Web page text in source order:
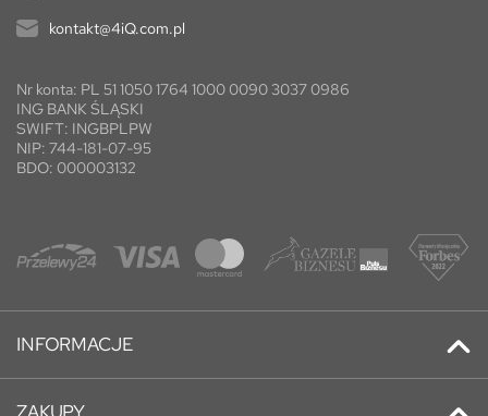
kontakt@4iQ.com.pl
Nr konta: PL 51 1050 1764 1000 0090 3037 0986
ING BANK ŚLĄSKI
SWIFT: INGBPLPW
NIP: 744-181-07-95
BDO: 000003132
INFORMACJE
Kontakt